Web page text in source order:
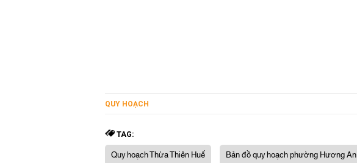
QUY HOẠCH
TAG:
Quy hoạch Thừa Thiên Huế Bản đồ quy hoạch phường Hương An